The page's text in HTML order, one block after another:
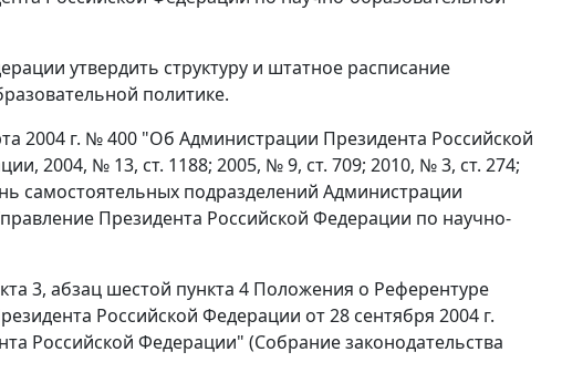
утвердить структуру и штатное расписание
политике.
2004 г. № 400 "Об Администрации Президента Российской
2004, № 13, ст. 1188; 2005, № 9, ст. 709; 2010, № 3, ст. 274;
самостоятельных подразделений Администрации
Президента Российской Федерации по научно-
3, абзац шестой пункта 4 Положения о Референтуре
Российской Федерации от 28 сентября 2004 г.
Российской Федерации" (Собрание законодательства